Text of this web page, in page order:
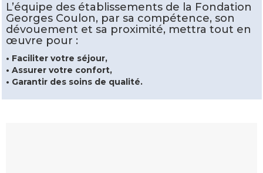
L’équipe des établissements de la Fondation
Georges Coulon, par sa compétence, son
dévouement et sa proximité, mettra tout en
œuvre pour :
• Faciliter votre séjour,
• Assurer votre confort,
• Garantir des soins de qualité.